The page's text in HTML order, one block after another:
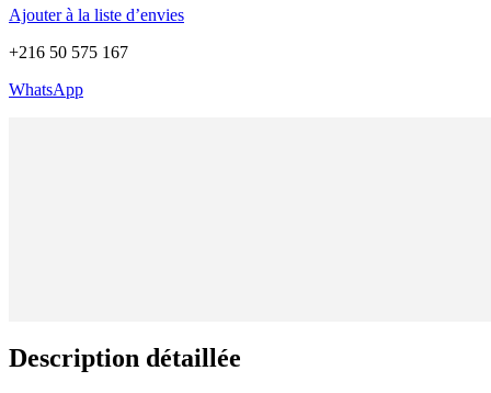
Ajouter à la liste d’envies
+216 50 575 167
WhatsApp
Description détaillée